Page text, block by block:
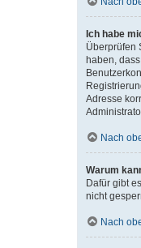
Ich habe
Überprüfen
haben,
Adresse
Nach
Warum
Dafür gibt
nicht
Nach